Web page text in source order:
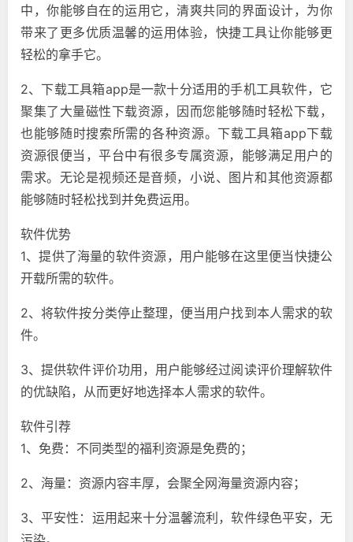
中，你能够自在的运用它，清爽共同的界面设计，为你
带来了更多优质温馨的运用体验，快捷工具让你能够更
轻松的拿手它。
2、下载工具箱app是一款十分适用的手机工具软件，它
聚集了大量磁性下载资源，因而您能够随时轻松下载，
也能够随时搜索所需的各种资源。下载工具箱app下载
资源很便当，平台中有很多专属资源，能够满足用户的
需求。无论是视频还是音频，小说、图片和其他资源都
能够随时轻松找到并免费运用。
软件优势
1、提供了海量的软件资源，用户能够在这里便当快捷公
开载所需的软件。
2、将软件按分类停止整理，便当用户找到本人需求的软
件。
3、提供软件评价功用，用户能够经过阅读评价理解软件
的优缺陷，从而更好地选择本人需求的软件。
软件引荐
1、免费：不同类型的福利资源是免费的；
2、海量：资源内容丰厚，会聚全网海量资源内容；
3、平安性：运用起来十分温馨流利，软件绿色平安，无